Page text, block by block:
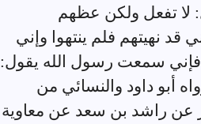
لا تفعل ولكن عظهم
نهيتهم فلم ينتهوا وإني
فإني سمعت رسول الله يقول:
أبو داود والنسائي من
عن راشد بن سعد عن معاوية